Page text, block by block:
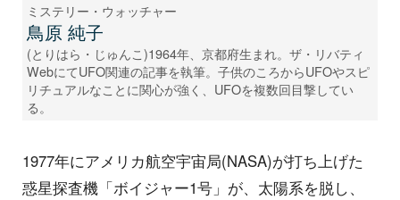
ミステリー・ウォッチャー
鳥原 純子
(とりはら・じゅんこ)1964年、京都府生まれ。ザ・リバティ
WebにてUFO関連の記事を執筆。子供のころからUFOやスピ
リチュアルなことに関心が強く、UFOを複数回目撃してい
る。
1977年にアメリカ航空宇宙局(NASA)が打ち上げた
惑星探査機「ボイジャー1号」が、太陽系を脱し、